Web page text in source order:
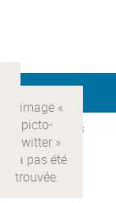
> Recherche >
8